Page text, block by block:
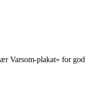
Varsom-plakat» for god